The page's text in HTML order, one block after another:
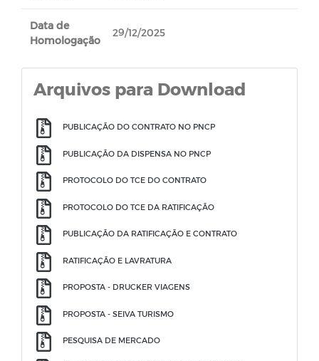
Data de
Homologação
29/12/2025
Arquivos para Download
PUBLICAÇÃO DO CONTRATO NO PNCP
PUBLICAÇÃO DA DISPENSA NO PNCP
PROTOCOLO DO TCE DO CONTRATO
PROTOCOLO DO TCE DA RATIFICAÇÃO
PUBLICAÇÃO DA RATIFICAÇÃO E CONTRATO
RATIFICAÇÃO E LAVRATURA
PROPOSTA - DRUCKER VIAGENS
PROPOSTA - SEIVA TURISMO
PESQUISA DE MERCADO